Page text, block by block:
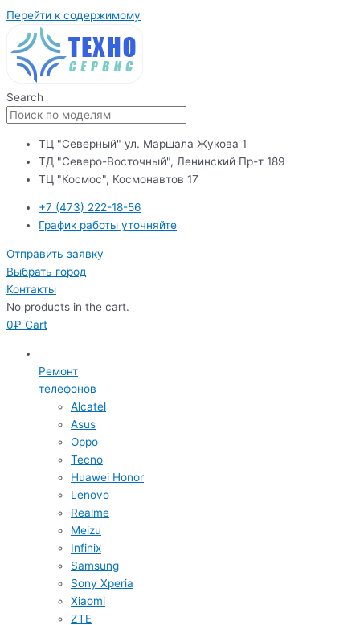
Перейти к содержимому
Search
ТЦ "Северный" ул. Маршала Жукова 1
ТД "Северо-Восточный", Ленинский Пр-т 189
ТЦ "Космос", Космонавтов 17
+7 (473) 222-18-56
График работы уточняйте
Отправить заявку
Выбрать город
Контакты
No products in the cart.
0₽ Cart
Ремонт
телефонов
Alcatel
Asus
Oppo
Tecno
Huawei Honor
Lenovo
Realme
Meizu
Infinix
Samsung
Sony Xperia
Xiaomi
ZTE